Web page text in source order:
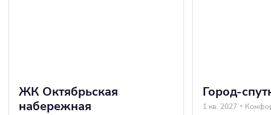
ЖК Октябрьская
набережная
Город-
1 кв. 2027